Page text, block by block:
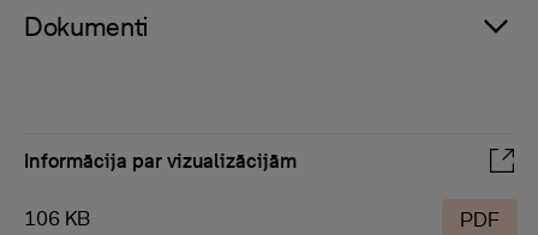
Dokumenti
Informācija par vizualizācijām
106 KB PDF